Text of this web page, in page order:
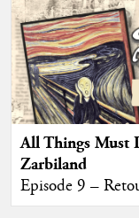
All Things Must
Zarbiland
Episode 9 –